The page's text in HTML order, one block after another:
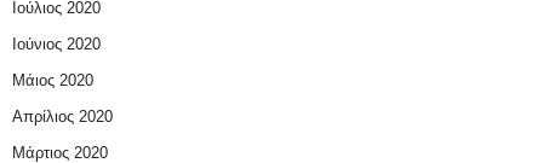
Ιούλιος 2020
Ιούνιος 2020
Μάιος 2020
Απρίλιος 2020
Μάρτιος 2020